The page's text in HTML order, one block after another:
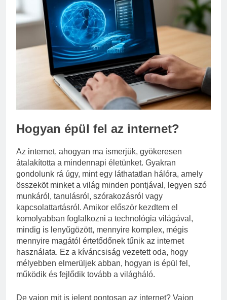
Mit jelent a thm hogy kell
számolni?
2 Nap Ezelőtt
Miért zsibbad a kéz?
3 Nap Ezelőtt
Miért fáj a váll?
3 Nap Ezelőtt
Hogyan épül fel az internet?
Az internet, ahogyan ma ismerjük, gyökeresen
átalakította a mindennapi életünket. Gyakran
gondolunk rá úgy, mint egy láthatatlan hálóra, amely
összeköt minket a világ minden pontjával, legyen szó
munkáról, tanulásról, szórakozásról vagy
kapcsolattartásról. Amikor először kezdtem el
komolyabban foglalkozni a technológia világával,
mindig is lenyűgözött, mennyire komplex, mégis
mennyire magától értetődőnek tűnik az internet
használata. Ez a kíváncsiság vezetett oda, hogy
mélyebben elmerüljek abban, hogyan is épül fel,
működik és fejlődik tovább a világháló.
De vajon mit is jelent pontosan az internet? Vajon